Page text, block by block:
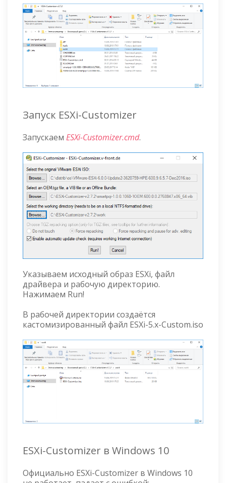
Запуск ESXi-Customizer
Запускаем ESXi-Customizer.cmd.
Указываем исходный образ ESXi, файл
драйвера и рабочую директорию.
Нажимаем Run!
В рабочей директории создаётся
кастомизированный файл ESXi-5.x-Custom.iso
ESXi-Customizer в Windows 10
Официально ESXi-Customizer в Windows 10